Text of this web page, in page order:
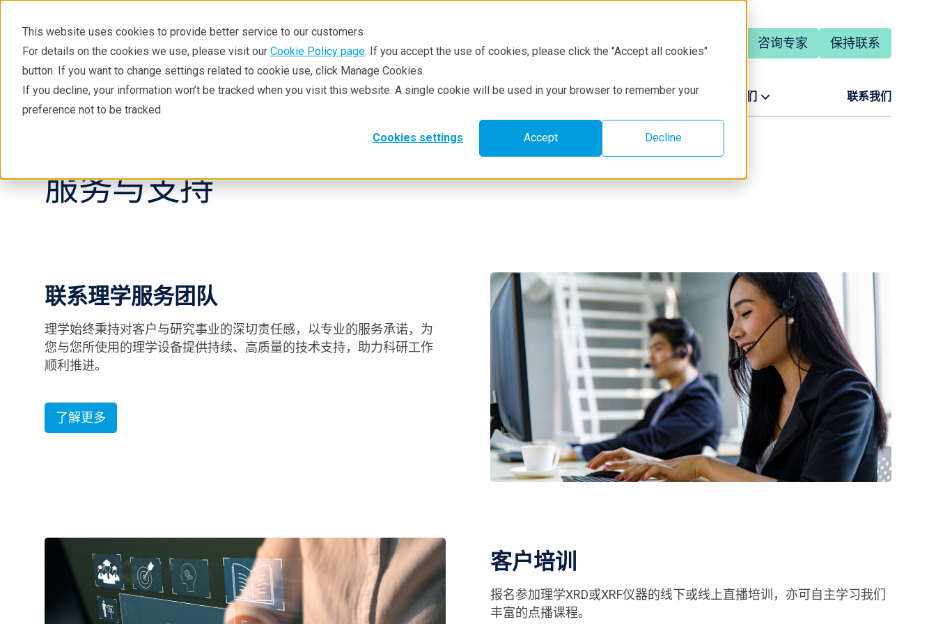
This website uses cookies to provide better service to our customers
For details on the cookies we use, please visit our Cookie Policy page. If you accept the use of cookies, please click the "Accept all cookies"
button. If you want to change settings related to cookie use, click Manage Cookies.
If you decline, your information won’t be tracked when you visit this website. A single cookie will be used in your browser to remember your
preference not to be tracked.
Cookies settings Accept Decline
咨询专家 保持联系
产品中心 行业应用 技术方法 资源中心 服务与支持 关于我们 联系我们
服务与支持
联系理学服务团队
理学始终秉持对客户与研究事业的深切责任感，以专业的服务承诺，为
您与您所使用的理学设备提供持续、高质量的技术支持，助力科研工作
顺利推进。
了解更多
客户培训
报名参加理学XRD或XRF仪器的线下或线上直播培训，亦可自主学习我们
丰富的点播课程。